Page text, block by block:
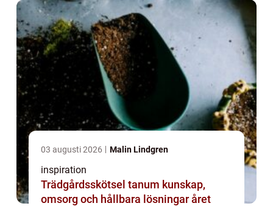
03 augusti 2026 Malin Lindgren
inspiration
Trädgårdsskötsel tanum kunskap,
omsorg och hållbara lösningar året